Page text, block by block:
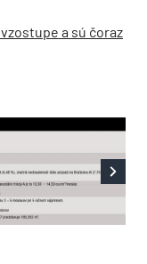
a sú čoraz